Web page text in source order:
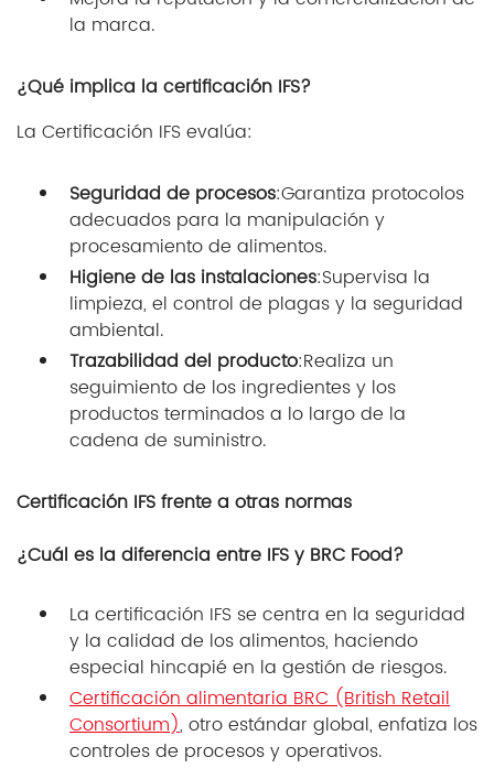
la marca.
¿Qué implica la certificación IFS?
La Certificación IFS evalúa:
Seguridad de procesos:Garantiza protocolos
adecuados para la manipulación y
procesamiento de alimentos.
Higiene de las instalaciones:Supervisa la
limpieza, el control de plagas y la seguridad
ambiental.
Trazabilidad del producto:Realiza un
seguimiento de los ingredientes y los
productos terminados a lo largo de la
cadena de suministro.
Certificación IFS frente a otras normas
¿Cuál es la diferencia entre IFS y BRC Food?
La certificación IFS se centra en la seguridad
y la calidad de los alimentos, haciendo
especial hincapié en la gestión de riesgos.
Certificación alimentaria BRC (British Retail
Consortium), otro estándar global, enfatiza los
controles de procesos y operativos.